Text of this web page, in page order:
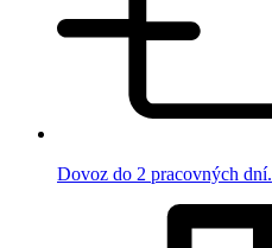
Dovoz do 2 pracovných dní.